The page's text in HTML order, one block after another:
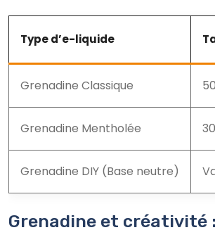
Type d’e-liquide
Grenadine Classique
Grenadine Mentholée
Grenadine DIY (Base neutre)
Grenadine et créativité